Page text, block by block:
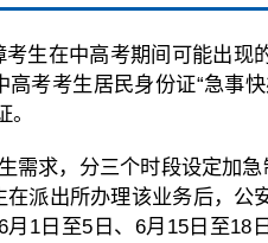
生在中高考期间可能出现
考考生居民身份证“急事
需求，分三个时段设定加
派出所办理该业务后，公
1日至5日、6月15日至18